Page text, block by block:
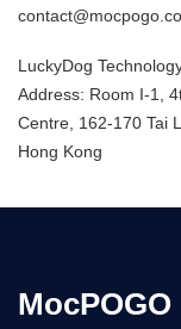
LuckyDog
Address: Room I-1,
Centre, 162-170 Tai
Hong Kong
MocPOGO